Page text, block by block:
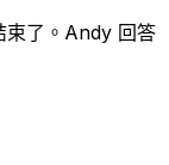
束了。Andy 回答